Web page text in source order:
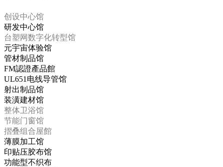
创设中心馆
研发中心馆
台塑网数字化转型馆
元宇宙体验馆
管材制品馆
FM認證產品館
UL651电线导管馆
射出制品馆
装潢建材馆
整体卫浴馆
节能门窗馆
摺叠组合屋館
薄膜加工馆
印贴压胶布馆
功能型不织布